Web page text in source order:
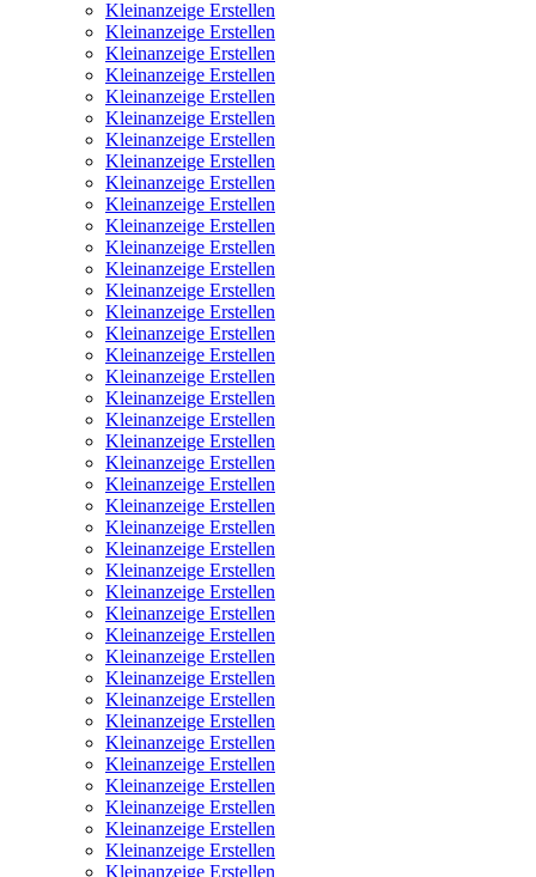
Kleinanzeige Erstellen
Kleinanzeige Erstellen
Kleinanzeige Erstellen
Kleinanzeige Erstellen
Kleinanzeige Erstellen
Kleinanzeige Erstellen
Kleinanzeige Erstellen
Kleinanzeige Erstellen
Kleinanzeige Erstellen
Kleinanzeige Erstellen
Kleinanzeige Erstellen
Kleinanzeige Erstellen
Kleinanzeige Erstellen
Kleinanzeige Erstellen
Kleinanzeige Erstellen
Kleinanzeige Erstellen
Kleinanzeige Erstellen
Kleinanzeige Erstellen
Kleinanzeige Erstellen
Kleinanzeige Erstellen
Kleinanzeige Erstellen
Kleinanzeige Erstellen
Kleinanzeige Erstellen
Kleinanzeige Erstellen
Kleinanzeige Erstellen
Kleinanzeige Erstellen
Kleinanzeige Erstellen
Kleinanzeige Erstellen
Kleinanzeige Erstellen
Kleinanzeige Erstellen
Kleinanzeige Erstellen
Kleinanzeige Erstellen
Kleinanzeige Erstellen
Kleinanzeige Erstellen
Kleinanzeige Erstellen
Kleinanzeige Erstellen
Kleinanzeige Erstellen
Kleinanzeige Erstellen
Kleinanzeige Erstellen
Kleinanzeige Erstellen
Kleinanzeige Erstellen